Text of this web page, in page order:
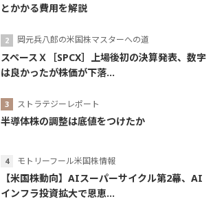
とかかる費用を解説
岡元兵八郎の米国株マスターへの道
スペースＸ［SPCX］上場後初の決算発表、数字
は良かったが株価が下落...
ストラテジーレポート
半導体株の調整は底値をつけたか
モトリーフール米国株情報
【米国株動向】AIスーパーサイクル第2幕、AI
インフラ投資拡大で恩恵...